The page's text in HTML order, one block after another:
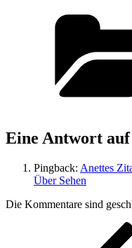
Eine Antwort
Pingback: Anettes
Über Sehen
Die Kommentare sind